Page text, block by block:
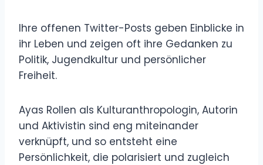
Ihre offenen Twitter-Posts geben Einblicke in
ihr Leben und zeigen oft ihre Gedanken zu
Politik, Jugendkultur und persönlicher
Freiheit.
Ayas Rollen als Kulturanthropologin, Autorin
und Aktivistin sind eng miteinander
verknüpft, und so entsteht eine
Persönlichkeit, die polarisiert und zugleich